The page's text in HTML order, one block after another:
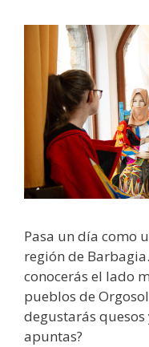
Pasa un día como
región de
conocerás el lado
pueblos de
degustarás quesos
apuntas?